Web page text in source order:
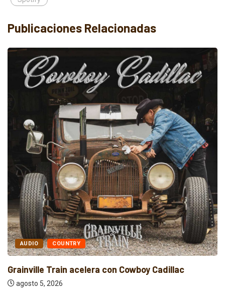
Publicaciones Relacionadas
AUDIO ELECTRÓNICA
Indie rock, folk y electrónica: estrenos
independientes...